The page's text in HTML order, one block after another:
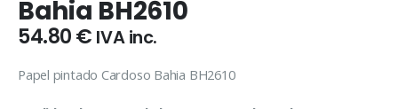
Bahia BH2610
54.80€ IVA inc.
Papel pintado Cardoso Bahia BH2610